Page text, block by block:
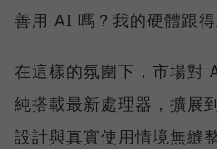
善用 AI 嗎？我的硬體跟得
在這樣的氛圍下，市場對
純搭載最新處理器，擴展
設計與真實使用情境無縫